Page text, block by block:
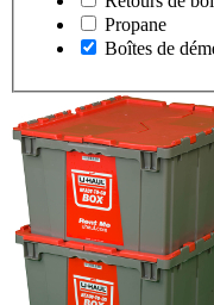
Propane
Boîtes de